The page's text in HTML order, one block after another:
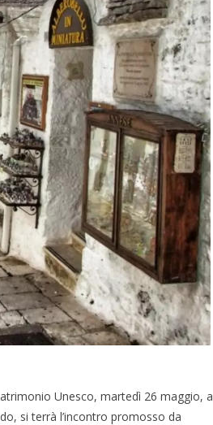
Unesco, martedì 26 maggio, a
si terrà l’incontro promosso da